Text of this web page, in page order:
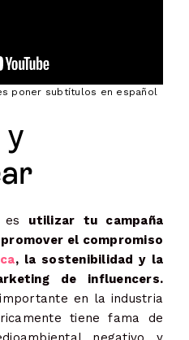
poner subtítulos en español
y
es utilizar tu campaña
el compromiso
, la sostenibilidad y la
de influencers.
en la industria
tiene fama de